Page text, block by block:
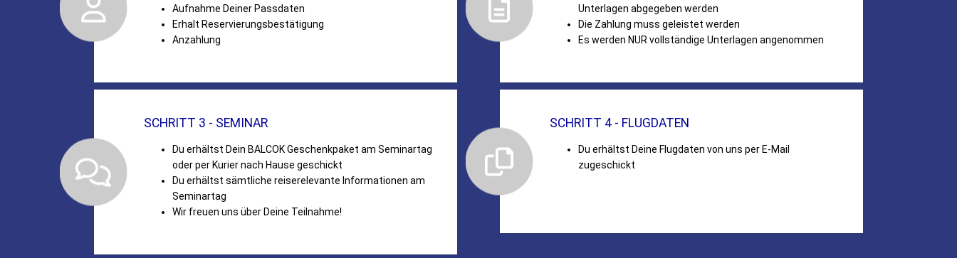
Aufnahme Deiner Passdaten
Erhalt Reservierungsbestätigung
Anzahlung
Unterlagen abgegeben werden
Die Zahlung muss geleistet werden
Es werden NUR vollständige Unterlagen angenommen
SCHRITT 3 - SEMINAR
Du erhältst Dein BALCOK Geschenkpaket am Seminartag
oder per Kurier nach Hause geschickt
Du erhältst sämtliche reiserelevante Informationen am
Seminartag
Wir freuen uns über Deine Teilnahme!
SCHRITT 4 - FLUGDATEN
Du erhältst Deine Flugdaten von uns per E-Mail
zugeschickt